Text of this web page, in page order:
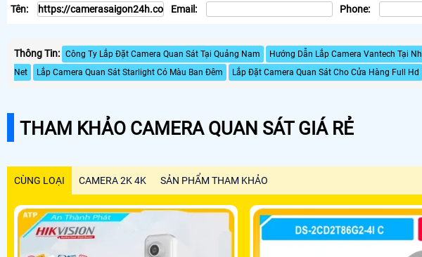
Tên: Email: Phone:
Thông Tin: Công Ty Lắp Đặt Camera Quan Sát Tại Quảng Nam Hướng Dẫn Lắp Camera Vantech Tại
Net
Lắp Camera Quan Sát Starlight Có Màu Ban Đêm Lắp Đặt Camera Quan Sát Cho Cửa Hàng Full Hd
THAM KHẢO CAMERA QUAN SÁT GIÁ RẺ
CÙNG LOẠI CAMERA 2K 4K SẢN PHẨM THAM KHẢO